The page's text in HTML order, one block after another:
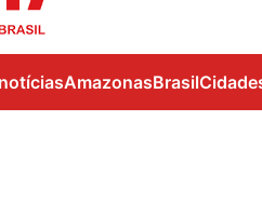
AmazonasBrasil